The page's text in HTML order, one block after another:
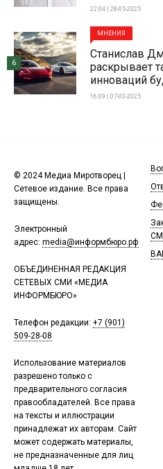
22:04 | 28-05-2025
МНЕНИЯ
Станислав
раскрывает
инноваций
16:09 | 07-03-2025
6
© 2024 Медиа Миротворец |
Сетевое издание. Все права
защищены.
Электронный
адрес: media@информбюро.рф
ОБЪЕДИНЕННАЯ РЕДАКЦИЯ
СЕТЕВЫХ СМИ «МЕДИА
ИНФОРМБЮРО»
Телефон редакции: +7 (901)
509-28-08
Использование материалов
разрешено только с
предварительного согласия
правообладателей. Все права
на тексты и иллюстрации
принадлежат их авторам. Сайт
может содержать материалы,
не предназначенные для лиц